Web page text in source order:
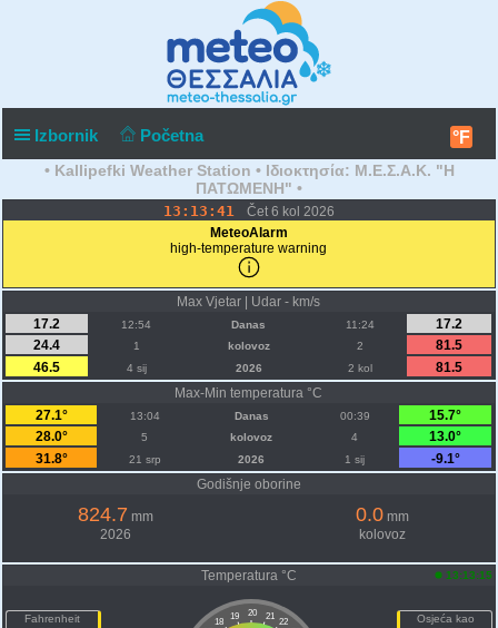
Izbornik Početna °F
• Kallipefki Weather Station • Ιδιοκτησία: Μ.Ε.Σ.Α.Κ. "Η
ΠΑΤΩΜΕΝΗ" •
13:13:41
Čet 6 kol 2026
MeteoAlarm
high-temperature warning
Max Vjetar | Udar - km/s
17.2
12:54 Danas 11:24
17.2
24.4
1 kolovoz 2
81.5
46.5
4 sij 2026 2 kol
81.5
Max-Min temperatura °C
27.1°
13:04 Danas 00:39
15.7°
28.0°
5 kolovoz 4
13.0°
31.8°
21 srp 2026 1 sij
-9.1°
Godišnje oborine
824.7 mm
2026
0.0mm
kolovoz
Temperatura °C 13:13:15
Fahrenheit
20
19 21
18
22
Osjeća kao